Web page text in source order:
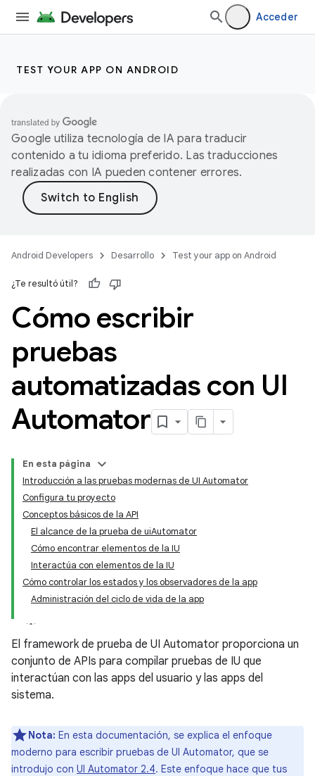
Acceder
TEST YOUR APP ON ANDROID
Google utiliza tecnología de IA para traducir
contenido a tu idioma preferido. Las traducciones
realizadas con IA pueden contener errores.
Android Developers Desarrollo Test your app on Android
¿Te resultó útil?
Cómo escribir
pruebas
automatizadas con UI
Automator
En esta página
Introducción a las pruebas modernas de UI Automator
Configura tu proyecto
Conceptos básicos de la API
El alcance de la prueba de uiAutomator
Cómo encontrar elementos de la IU
Interactúa con elementos de la IU
Cómo controlar los estados y los observadores de la app
Administración del ciclo de vida de la app
El framework de prueba de UI Automator proporciona un
conjunto de APIs para compilar pruebas de IU que
interactúan con las apps del usuario y las apps del
sistema.
Nota: En esta documentación, se explica el enfoque
moderno para escribir pruebas de UI Automator, que se
introdujo con UI Automator 2.4. Este enfoque hace que tus